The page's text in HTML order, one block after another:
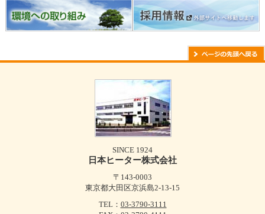
SINCE 1924
日本ヒーター株式会社
〒143-0003
東京都大田区京浜島2-13-15
TEL： 03-3790-3111